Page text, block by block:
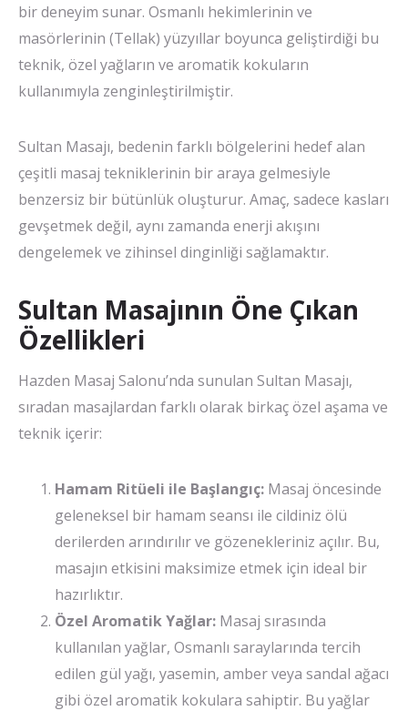
bir deneyim sunar. Osmanlı hekimlerinin ve
masörlerinin (Tellak) yüzyıllar boyunca geliştirdiği bu
teknik, özel yağların ve aromatik kokuların
kullanımıyla zenginleştirilmiştir.
Sultan Masajı, bedenin farklı bölgelerini hedef alan
çeşitli masaj tekniklerinin bir araya gelmesiyle
benzersiz bir bütünlük oluşturur. Amaç, sadece kasları
gevşetmek değil, aynı zamanda enerji akışını
dengelemek ve zihinsel dinginliği sağlamaktır.
Sultan Masajının Öne Çıkan
Özellikleri
Hazden Masaj Salonu’nda sunulan Sultan Masajı,
sıradan masajlardan farklı olarak birkaç özel aşama ve
teknik içerir:
Hamam Ritüeli ile Başlangıç: Masaj öncesinde
geleneksel bir hamam seansı ile cildiniz ölü
derilerden arındırılır ve gözenekleriniz açılır. Bu,
masajın etkisini maksimize etmek için ideal bir
hazırlıktır.
Özel Aromatik Yağlar: Masaj sırasında
kullanılan yağlar, Osmanlı saraylarında tercih
edilen gül yağı, yasemin, amber veya sandal ağacı
gibi özel aromatik kokulara sahiptir. Bu yağlar